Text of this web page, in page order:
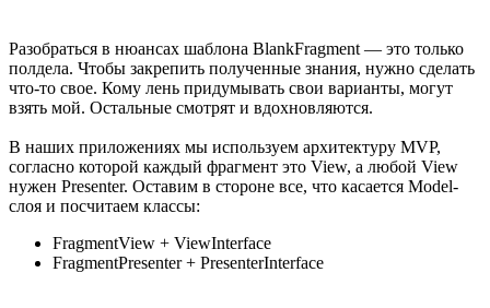
Разобраться в нюансах шаблона BlankFragment — это только
полдела. Чтобы закрепить полученные знания, нужно сделать
что-то свое. Кому лень придумывать свои варианты, могут
взять мой. Остальные смотрят и вдохновляются.
В наших приложениях мы используем архитектуру MVP,
согласно которой каждый фрагмент это View, а любой View
нужен Presenter. Оставим в стороне все, что касается Model-
слоя и посчитаем классы:
FragmentView + ViewInterface
FragmentPresenter + PresenterInterface